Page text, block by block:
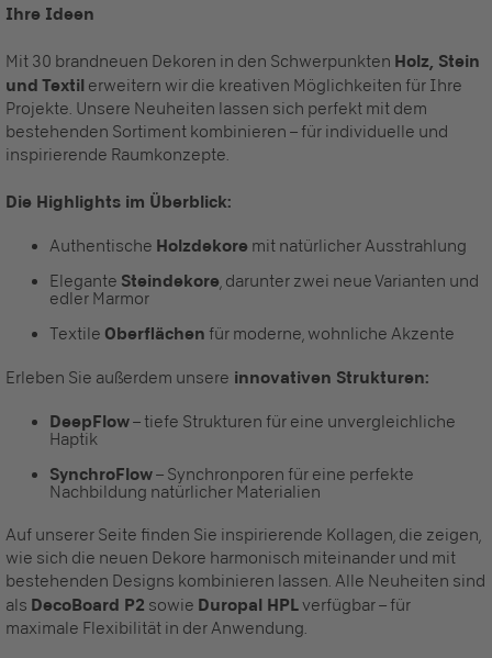
Ihre Ideen
Mit 30 brandneuen Dekoren in den Schwerpunkten Holz, Stein
und Textil erweitern wir die kreativen Möglichkeiten für Ihre
Projekte. Unsere Neuheiten lassen sich perfekt mit dem
bestehenden Sortiment kombinieren – für individuelle und
inspirierende Raumkonzepte.
Die Highlights im Überblick:
Authentische Holzdekore mit natürlicher Ausstrahlung
Elegante Steindekore, darunter zwei neue Varianten und
edler Marmor
Textile Oberflächen für moderne, wohnliche Akzente
Erleben Sie außerdem unsere innovativen Strukturen:
DeepFlow– tiefe Strukturen für eine unvergleichliche
Haptik
SynchroFlow– Synchronporen für eine perfekte
Nachbildung natürlicher Materialien
Auf unserer Seite finden Sie inspirierende Kollagen, die zeigen,
wie sich die neuen Dekore harmonisch miteinander und mit
bestehenden Designs kombinieren lassen. Alle Neuheiten sind
als DecoBoard P2 sowie Duropal HPLverfügbar – für
maximale Flexibilität in der Anwendung.